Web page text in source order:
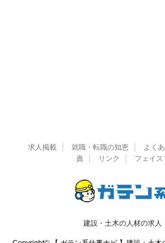
求人掲載 就職・転職の知恵 よく
責
リンク フェイス
建設・土木の人材の求人